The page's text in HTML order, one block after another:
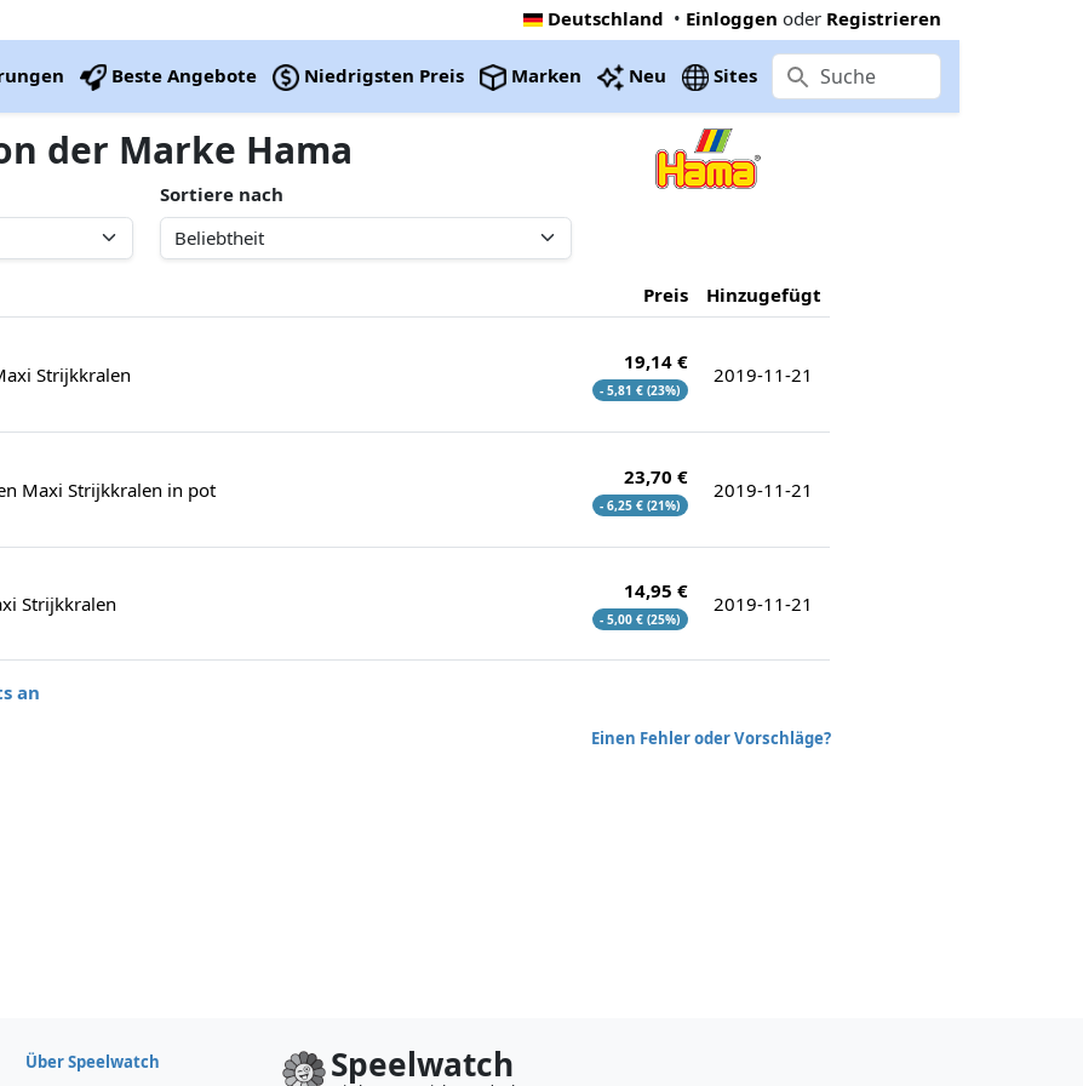
Deutschland • Einloggen oder Registrieren
Beste Angebote Niedrigsten Preis Marken Neu Sites
der Marke Hama
Sortiere nach
Preis Hinzugefügt
Strijkkralen
19,14 €
- 5,81 € (23%)
2019-11-21
Maxi Strijkkralen in pot
23,70 €
- 6,25 € (21%)
2019-11-21
Strijkkralen
14,95 €
- 5,00 € (25%)
2019-11-21
an
Einen Fehler oder Vorschläge?
Über Speelwatch
Speelwatch